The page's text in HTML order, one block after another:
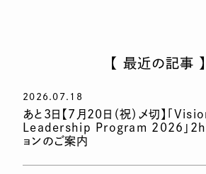
【 最近の記事 】
2026.07.18
あと3日【7月20日（祝）〆切】「
Leadership Program 2026」2h
ョンのご案内